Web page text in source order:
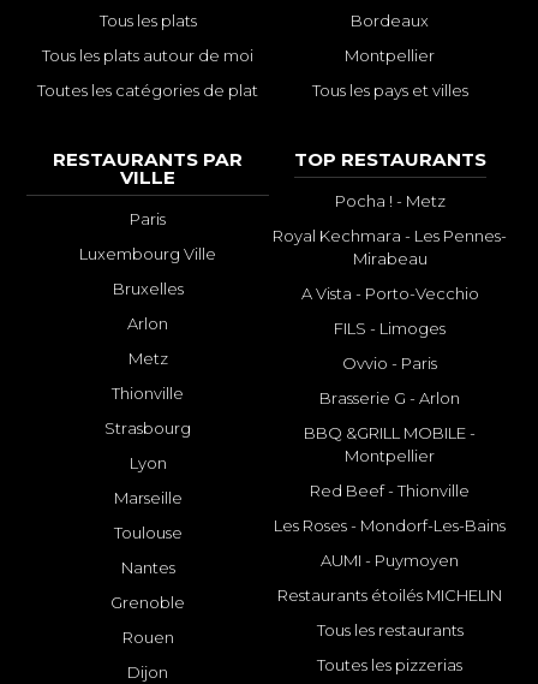
Tous les plats
Tous les plats autour de moi
Toutes les catégories de plat
Bordeaux
Montpellier
Tous les pays et villes
RESTAURANTS PAR
VILLE
Paris
Luxembourg Ville
Bruxelles
Arlon
Metz
Thionville
Strasbourg
Lyon
Marseille
Toulouse
Nantes
Grenoble
Rouen
Dijon
TOP RESTAURANTS
Pocha ! - Metz
Royal Kechmara - Les Pennes-
Mirabeau
A Vista - Porto-Vecchio
FILS - Limoges
Ovvio - Paris
Brasserie G - Arlon
BBQ &GRILL MOBILE -
Montpellier
Red Beef - Thionville
Les Roses - Mondorf-Les-Bains
AUMI - Puymoyen
Restaurants étoilés MICHELIN
Tous les restaurants
Toutes les pizzerias